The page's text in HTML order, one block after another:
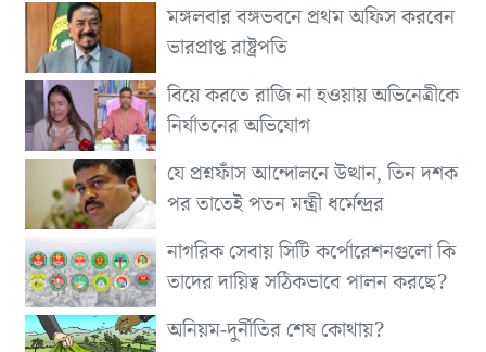
মঙ্গলবার বঙ্গভবনে প্রথম অফিস করবেন
ভারপ্রাপ্ত রাষ্ট্রপতি
বিয়ে করতে রাজি না হওয়ায় অভিনেত্রীকে
নির্যাতনের অভিযোগ
যে প্রশ্নফাঁস আন্দোলনে উত্থান, তিন দশক
পর তাতেই পতন মন্ত্রী ধর্মেন্দ্রর
নাগরিক সেবায় সিটি কর্পোরেশনগুলো কি
তাদের দায়িত্ব সঠিকভাবে পালন করছে?
অনিয়ম-দুর্নীতির শেষ কোথায়?